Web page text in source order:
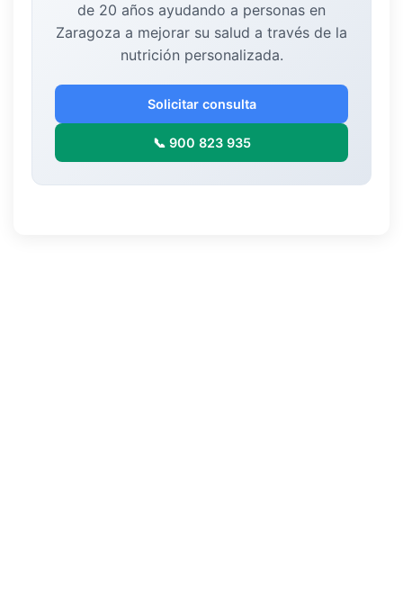
de 20 años ayudando a personas en
Zaragoza a mejorar su salud a través de la
nutrición personalizada.
Solicitar consulta
📞 900 823 935